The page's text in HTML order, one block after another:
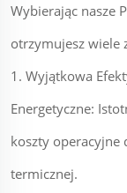
Wybierając nasze
otrzymujesz wiele
1. Wyjątkowa
Energetyczne:
koszty operacyjne
termicznej.